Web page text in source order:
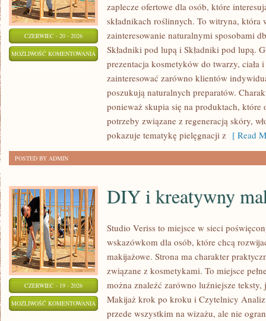
CZERWIEC - 20 - 2026
MOŻLIWOŚĆ KOMENTOWANIA KOSMETYKI
zaplecze ofertowe dla osób, które
składnikach roślinnych. To witryna, która
zainteresowanie naturalnymi sposobami
Składniki pod lupą i Składniki pod lupą.
prezentacja kosmetyków do twarzy, ciała
zainteresować zarówno klientów
poszukują naturalnych preparatów.
ponieważ skupia się na produktach, które
potrzeby związane z regeneracją skóry,
pokazuje tematykę pielęgnacji z [ Read
POSTED BY ADMIN
CZERWIEC - 19 - 2026
MOŻLIWOŚĆ KOMENTOWANIA
DIY i kreatywny
Studio Veriss to miejsce w sieci
wskazówkom dla osób, które chcą
makijażowe. Strona ma charakter
związane z kosmetykami. To miejsce
można znaleźć zarówno luźniejsze
Makijaż krok po kroku i Czytelnicy
przede wszystkim na wizażu, ale nie